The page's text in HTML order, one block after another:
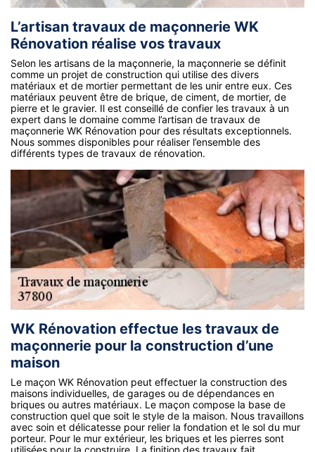
L’artisan travaux de maçonnerie WK
Rénovation réalise vos travaux
Selon les artisans de la maçonnerie, la maçonnerie se définit
comme un projet de construction qui utilise des divers
matériaux et de mortier permettant de les unir entre eux. Ces
matériaux peuvent être de brique, de ciment, de mortier, de
pierre et le gravier. Il est conseillé de confier les travaux à un
expert dans le domaine comme l’artisan de travaux de
maçonnerie WK Rénovation pour des résultats exceptionnels.
Nous sommes disponibles pour réaliser l’ensemble des
différents types de travaux de rénovation.
WK Rénovation effectue les travaux de
maçonnerie pour la construction d’une
maison
Le maçon WK Rénovation peut effectuer la construction des
maisons individuelles, de garages ou de dépendances en
briques ou autres matériaux. Le maçon compose la base de
construction quel que soit le style de la maison. Nous travaillons
avec soin et délicatesse pour relier la fondation et le sol du mur
porteur. Pour le mur extérieur, les briques et les pierres sont
utilisées pour la construire. La finition des travaux fait